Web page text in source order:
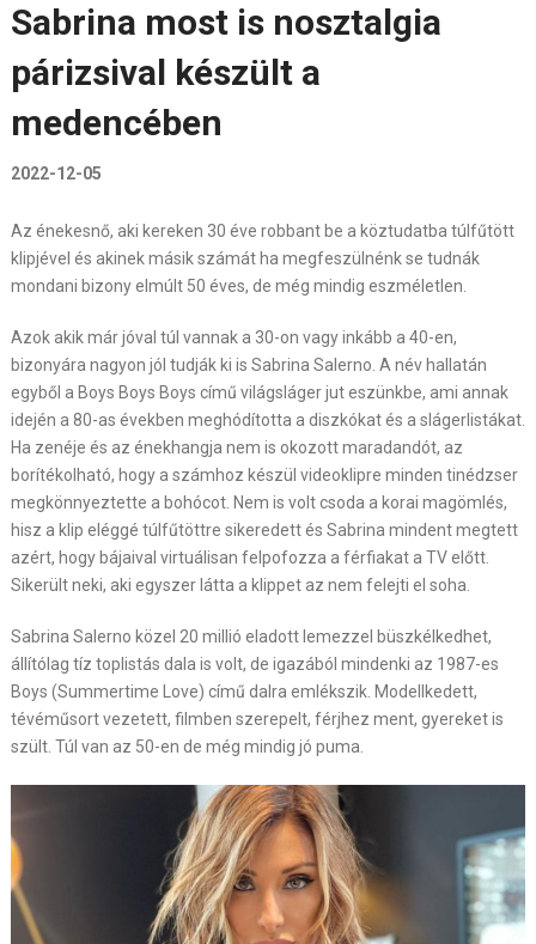
Sabrina most is nosztalgia
párizsival készült a
medencében
2022-12-05
Az énekesnő, aki kereken 30 éve robbant be a köztudatba túlfűtött
klipjével és akinek másik számát ha megfeszülnénk se tudnák
mondani bizony elmúlt 50 éves, de még mindig eszméletlen.
Azok akik már jóval túl vannak a 30-on vagy inkább a 40-en,
bizonyára nagyon jól tudják ki is Sabrina Salerno. A név hallatán
egyből a Boys Boys Boys című világsláger jut eszünkbe, ami annak
idején a 80-as években meghódította a diszkókat és a slágerlistákat.
Ha zenéje és az énekhangja nem is okozott maradandót, az
borítékolható, hogy a számhoz készül videoklipre minden tinédzser
megkönnyeztette a bohócot. Nem is volt csoda a korai magömlés,
hisz a klip eléggé túlfűtöttre sikeredett és Sabrina mindent megtett
azért, hogy bájaival virtuálisan felpofozza a férfiakat a TV előtt.
Sikerült neki, aki egyszer látta a klippet az nem felejti el soha.
Sabrina Salerno közel 20 millió eladott lemezzel büszkélkedhet,
állítólag tíz toplistás dala is volt, de igazából mindenki az 1987-es
Boys (Summertime Love) című dalra emlékszik. Modellkedett,
tévéműsort vezetett, filmben szerepelt, férjhez ment, gyereket is
szült. Túl van az 50-en de még mindig jó puma.